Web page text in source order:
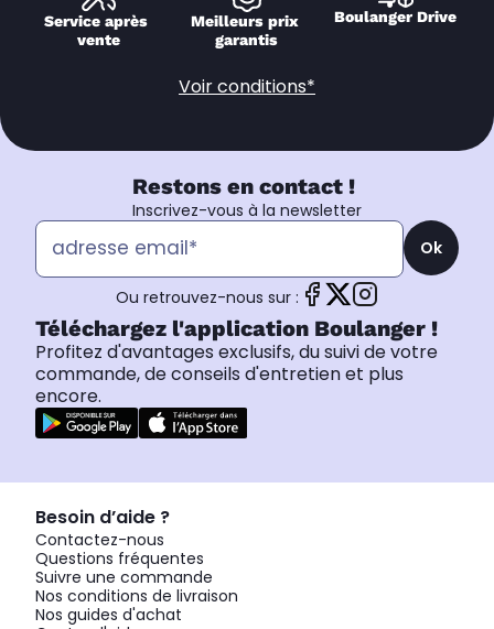
Service après
vente
Meilleurs prix
garantis
Boulanger Drive
Voir conditions*
Restons en contact !
Inscrivez-vous à la newsletter
Ok
Ou retrouvez-nous sur :
Téléchargez l'application Boulanger !
Profitez d'avantages exclusifs, du suivi de votre
commande, de conseils d'entretien et plus
encore.
Besoin d’aide ?
Contactez-nous
Questions fréquentes
Suivre une commande
Nos conditions de livraison
Nos guides d'achat